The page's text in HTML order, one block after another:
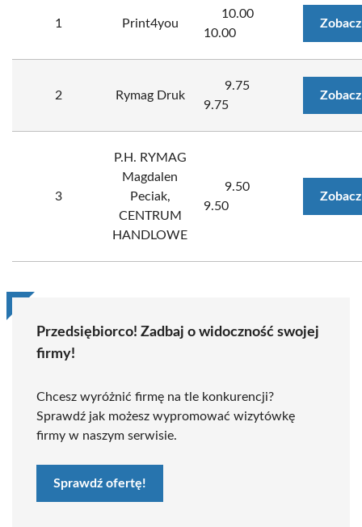
1 Print4you
10.00
10.00
2 Rymag Druk
9.75
9.75
3
P.H. RYMAG
Magdalen
Peciak,
CENTRUM
HANDLOWE
9.50
9.50
Przedsiębiorco! Zadbaj o widoczność swojej
firmy!
Chcesz wyróżnić firmę na tle konkurencji?
Sprawdź jak możesz wypromować wizytówkę
firmy w naszym serwisie.
Sprawdź ofertę!